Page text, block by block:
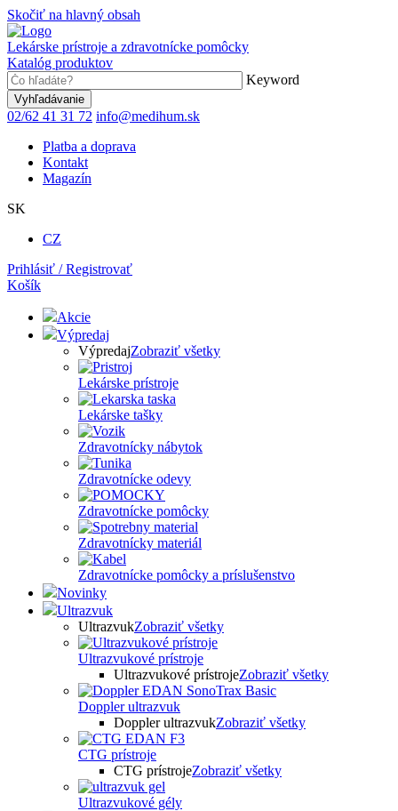
Skočiť na hlavný obsah
Lekárske prístroje a zdravotnícke pomôcky
Katalóg produktov
Keyword
02/62 41 31 72 info@medihum.sk
Platba a doprava
Kontakt
Magazín
SK
CZ
Prihlásiť / Registrovať
Košík
Akcie
Výpredaj
VýpredajZobraziť všetky
Lekárske prístroje
Lekárske tašky
Zdravotnícky nábytok
Zdravotnícke odevy
Zdravotnícke pomôcky
Zdravotnícky materiál
Zdravotnícke pomôcky a príslušenstvo
Novinky
Ultrazvuk
UltrazvukZobraziť všetky
Ultrazvukové prístroje
Ultrazvukové prístrojeZobraziť všetky
Doppler ultrazvuk
Doppler ultrazvukZobraziť všetky
CTG prístroje
CTG prístrojeZobraziť všetky
Ultrazvukové gély